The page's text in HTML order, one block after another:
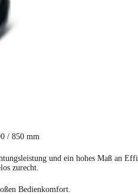
/ 850 mm
und ein hohes Maß an
zurecht.
Bedienkomfort.